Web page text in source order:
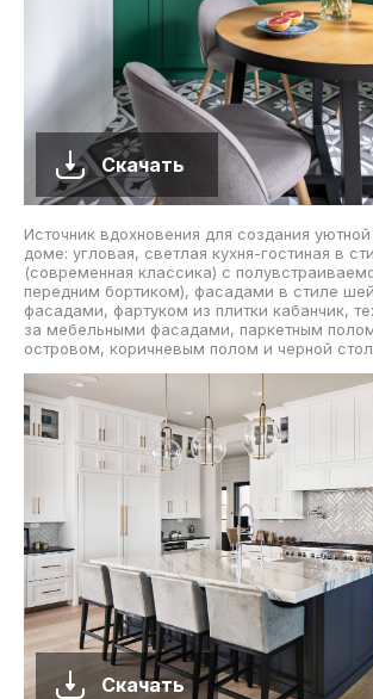
Скачать
Источник вдохновения для создания
доме: угловая, светлая кухня-гостиная в
(современная классика) с
передним бортиком), фасадами в стиле
фасадами, фартуком из плитки кабанчик,
за мебельными фасадами, паркетным
островом, коричневым полом и черной
Скачать